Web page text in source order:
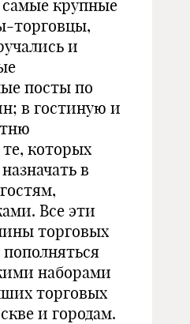
самые крупные
торговцы,
и
посты по
в гостиную и
которых
в
Все эти
торговых
наборами
торговых
и городам.